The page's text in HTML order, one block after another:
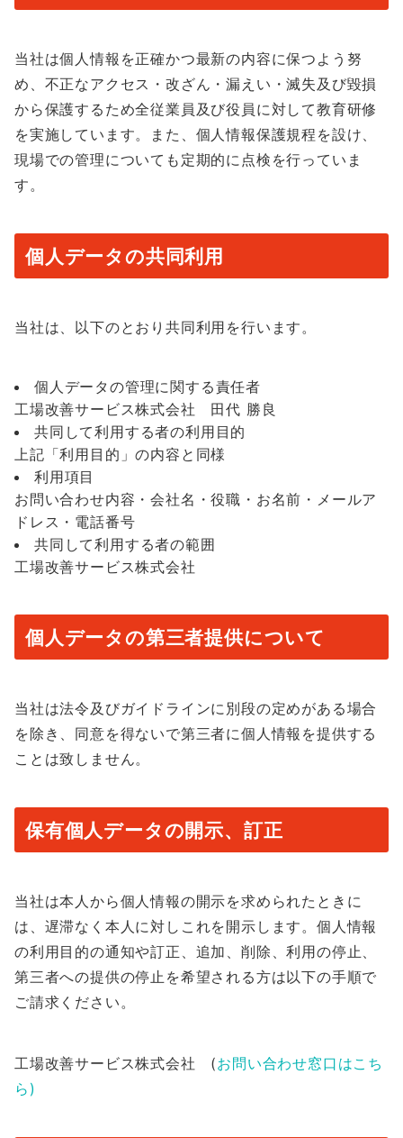
当社は個人情報を正確かつ最新の内容に保つよう努
め、不正なアクセス・改ざん・漏えい・滅失及び毀損
から保護するため全従業員及び役員に対して教育研修
を実施しています。また、個人情報保護規程を設け、
現場での管理についても定期的に点検を行っていま
す。
個人データの共同利用
当社は、以下のとおり共同利用を行います。
個人データの管理に関する責任者
工場改善サービス株式会社 田代 勝良
共同して利用する者の利用目的
上記「利用目的」の内容と同様
利用項目
お問い合わせ内容・会社名・役職・お名前・メールア
ドレス・電話番号
共同して利用する者の範囲
工場改善サービス株式会社
個人データの第三者提供について
当社は法令及びガイドラインに別段の定めがある場合
を除き、同意を得ないで第三者に個人情報を提供する
ことは致しません。
保有個人データの開示、訂正
当社は本人から個人情報の開示を求められたときに
は、遅滞なく本人に対しこれを開示します。個人情報
の利用目的の通知や訂正、追加、削除、利用の停止、
第三者への提供の停止を希望される方は以下の手順で
ご請求ください。
工場改善サービス株式会社 (お問い合わせ窓口はこち
ら)